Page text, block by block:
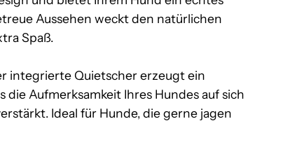
Aussehen weckt den natürlichen
Spaß.
integrierte Quietscher erzeugt ein
die Aufmerksamkeit Ihres Hundes auf sich
Ideal für Hunde, die gerne jagen